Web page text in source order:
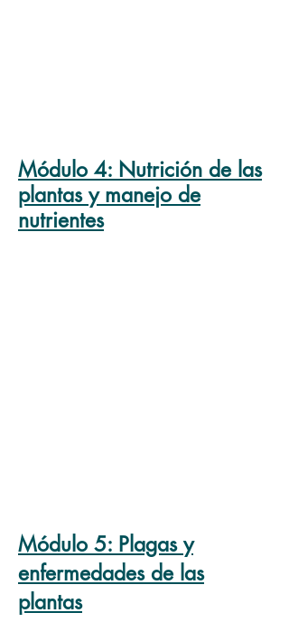
Módulo 4: Nutrición de las
plantas y manejo de
nutrientes
Módulo 5: Plagas y
enfermedades de las
plantas